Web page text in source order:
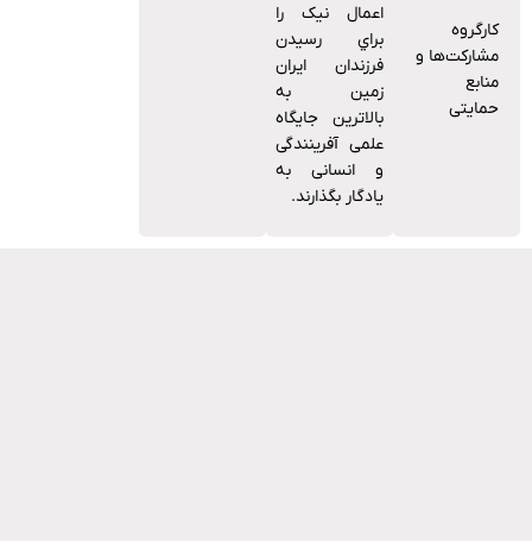
کارگروه
مشارکت‌ها و
منابع
حمایتی
اﻋﻤﺎل ﻧﯿﮏ را
ﺑﺮاي رﺳﯿﺪن
ﻓﺮزﻧﺪان اﯾﺮان
زﻣﯿﻦ ﺑﻪ
ﺑﺎﻻﺗﺮﯾﻦ ﺟﺎﯾﮕﺎه
ﻋﻠﻤﯽ آﻓﺮﯾﻨﻨﺪﮔﯽ
و اﻧﺴﺎﻧﯽ ﺑﻪ
ﯾﺎدﮔﺎر ﺑﮕﺬارﻧﺪ.